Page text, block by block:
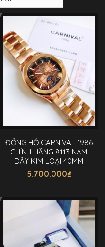
ĐỒNG HỒ CARNIVAL 1986
CHÍNH HÃNG 8113 NAM
DÂY KIM LOẠI 40MM
5.700.000₫